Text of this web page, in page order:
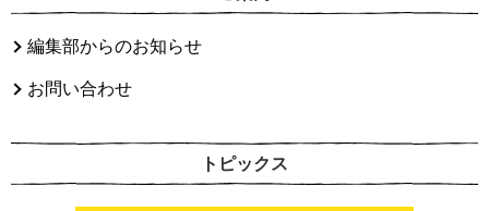
編集部からのお知らせ
お問い合わせ
トピックス